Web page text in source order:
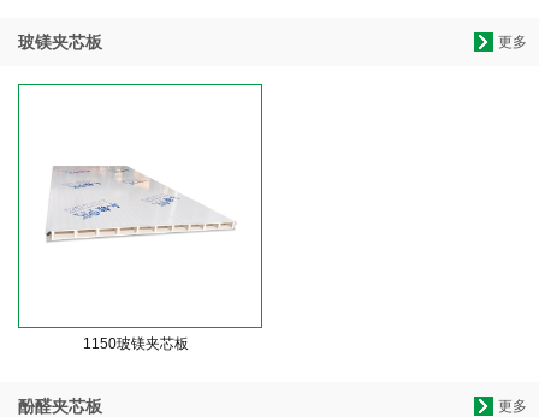
更多
玻镁夹芯板
1150玻镁夹芯板
更多
酚醛夹芯板